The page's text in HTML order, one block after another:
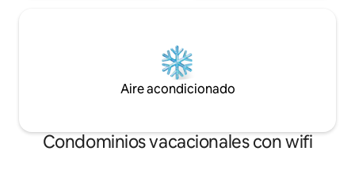
Aire acondicionado
Condominios vacacionales con wifi